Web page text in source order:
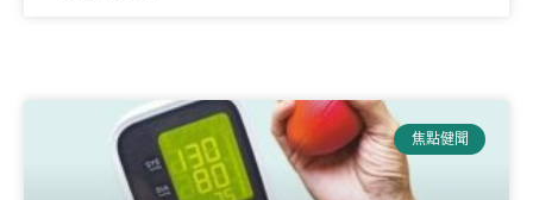
焦點健聞